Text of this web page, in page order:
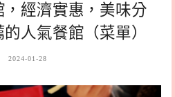
經濟實惠，美味分
人氣餐館（菜單）
2024-01-28